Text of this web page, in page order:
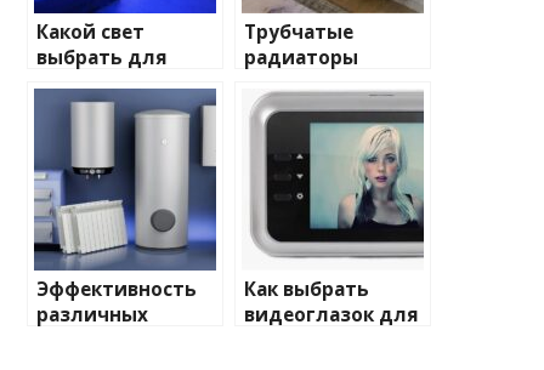
Какой свет
выбрать для
домашнего
освещения
Трубчатые
радиаторы
отопления: виды
и характеристики
Эффективность
различных
Как выбрать
видеоглазок для